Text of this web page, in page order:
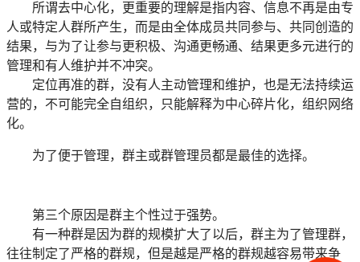
所谓去中心化，更重要的理解是指内容、信息不再是由专
人或特定人群所产生，而是由全体成员共同参与、共同创造的
结果，与为了让参与更积极、沟通更畅通、结果更多元进行的
管理和有人维护并不冲突。
定位再准的群，没有人主动管理和维护，也是无法持续运
营的，不可能完全自组织，只能解释为中心碎片化，组织网络
化。
为了便于管理，群主或群管理员都是最佳的选择。
第三个原因是群主个性过于强势。
有一种群是因为群的规模扩大了以后，群主为了管理群，
往往制定了严格的群规，但是越是严格的群规越容易带来争